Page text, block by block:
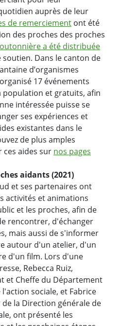
auprès de leur
de remerciement ont été
des proches des proches
a été distribuée
Dans le canton de
d’organismes
17 événements
population et gratuits, afin
intéressée puisse se
ses expériences et
existantes dans le
de plus amples
aides sur nos pages
aidants (2021)
et ses partenaires ont
activités et animations
et les proches, afin de
rencontrer, d'échanger
mais aussi de s'informer
autour d'un atelier, d'un
d'un film. Lors d'une
Rebecca Ruiz,
et Cheffe du Département
sociale, et Fabrice
la Direction générale de
ont présenté les